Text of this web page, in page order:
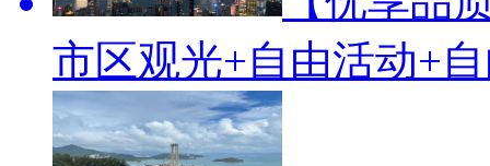
市区观光+自由活动+